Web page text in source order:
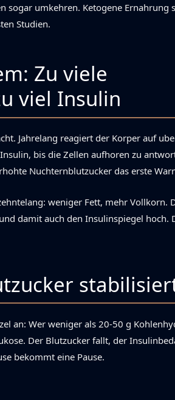
sogar umkehren. Ketogene Ernahrung
Studien.
Zu viele
viel Insulin
Jahrelang reagiert der Korper auf
bis die Zellen aufhoren zu
Nuchternblutzucker das erste
weniger Fett, mehr Vollkorn.
damit auch den Insulinspiegel hoch.
an: Wer weniger als 20-50 g
Der Blutzucker fallt, der
bekommt eine Pause.